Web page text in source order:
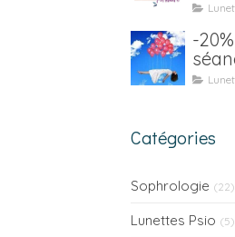
-
31
Catégories
Sophrologie (22)
Lunettes Psio (5)